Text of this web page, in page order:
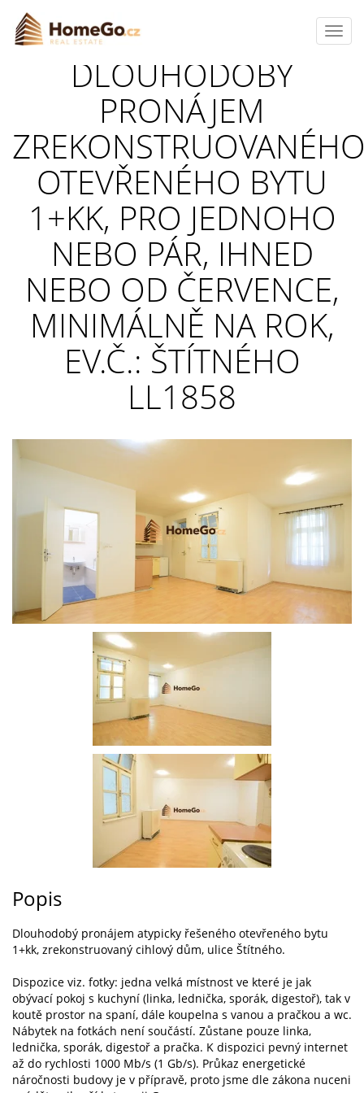
DLOUHODOBÝ
PRONÁJEM
OTEVŘENÉHO BYTU
1+KK, PRO JEDNOHO
NEBO PÁR, IHNED
NEBO OD ČERVENCE,
MINIMÁLNĚ NA ROK,
EV.Č.: ŠTÍTNÉHO
LL1858
Popis
Dlouhodobý pronájem atypicky řešeného otevřeného bytu
1+kk, zrekonstruovaný cihlový dům, ulice Štítného.
Dispozice viz. fotky: jedna velká místnost ve které je jak
obývací pokoj s kuchyní (linka, lednička, sporák, digestoř), tak v
koutě prostor na spaní, dále koupelna s vanou a pračkou a wc.
Nábytek na fotkách není součástí. Zůstane pouze linka,
lednička, sporák, digestoř a pračka. K dispozici pevný internet
až do rychlosti 1000 Mb/s (1 Gb/s). Průkaz energetické
náročnosti budovy je v přípravě, proto jsme dle zákona nuceni